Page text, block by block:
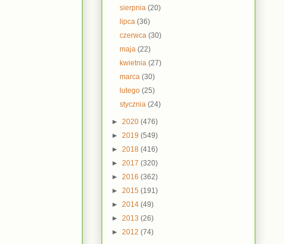
sierpnia(20)
lipca(36)
czerwca(30)
maja(22)
kwietnia(27)
marca(30)
lutego(25)
stycznia(24)
► 2020 (476)
► 2019 (549)
► 2018 (416)
► 2017 (320)
► 2016 (362)
► 2015 (191)
► 2014 (49)
► 2013 (26)
► 2012 (74)